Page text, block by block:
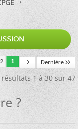
1 Dernière
1 à 30 sur 47
?